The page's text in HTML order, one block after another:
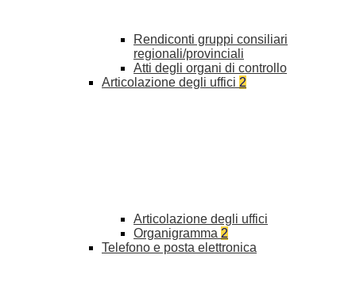
Rendiconti gruppi consiliari
regionali/provinciali
Atti degli organi di controllo
Articolazione degli uffici 2
Articolazione degli uffici
Organigramma 2
Telefono e posta elettronica